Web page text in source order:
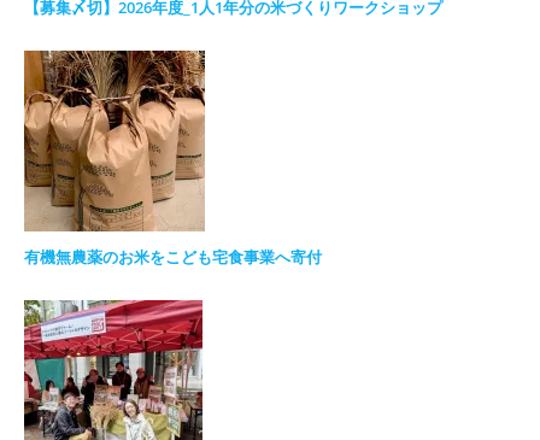
【募集〆切】2026年度_1人1年分の米づくりワークショップ
有機無農薬のお米をこども宅食事業へ寄付